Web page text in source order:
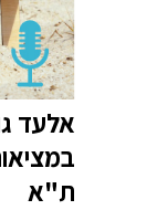
אלעד
ת"א